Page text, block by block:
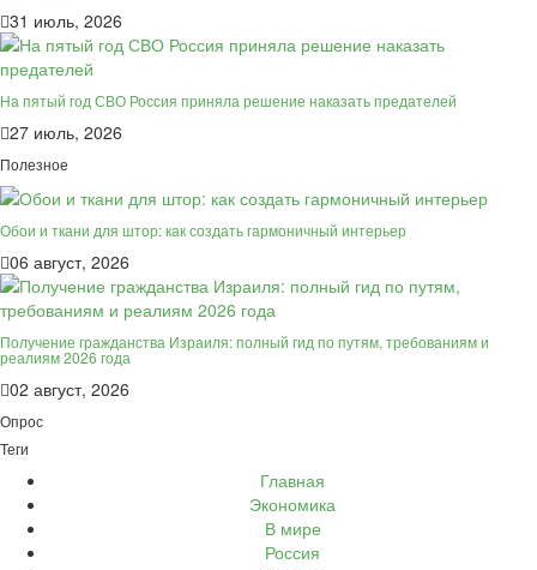
31 июль, 2026
На пятый год СВО Россия приняла решение наказать предателей
27 июль, 2026
Полезное
Обои и ткани для штор: как создать гармоничный интерьер
06 август, 2026
Получение гражданства Израиля: полный гид по путям, требованиям и
реалиям 2026 года
02 август, 2026
Опрос
Теги
Главная
Экономика
В мире
Россия